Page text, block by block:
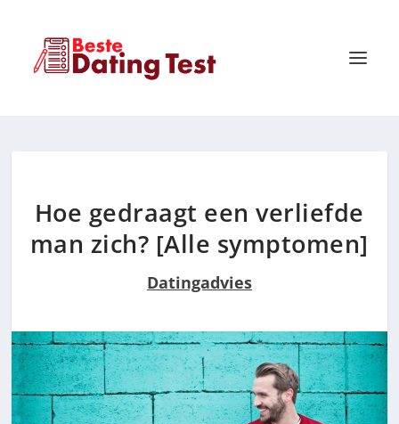
Hoe gedraagt een verliefde
man zich? [Alle symptomen]
Datingadvies